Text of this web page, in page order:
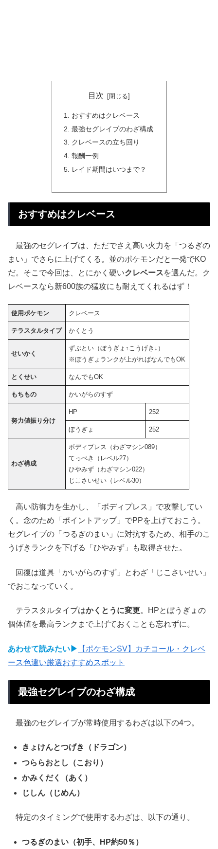
目次
おすすめはクレベース
最強セグレイブのわざ構成
クレベースの立ち回り
報酬一例
レイド期間はいつまで？
おすすめはクレベース
最強のセグレイブは、ただでさえ高い火力を「つるぎの
まい」でさらに上げてくる。並のポケモンだと一発でKO
だ。そこで今回は、とにかく硬いクレベースを選んだ。ク
レベースなら新600族の猛攻にも耐えてくれるはず！
使用ポケモン クレベース
テラスタルタイプ かくとう
せいかく
ずぶとい（ぼうぎょ↑こうげき↓）
※ぼうぎょランクが上がればなんでもOK
とくせい なんでもOK
もちもの かいがらのすず
努力値振り分け
HP 252
ぼうぎょ 252
わざ構成
ボディプレス（わざマシン089）
てっぺき（レベル27）
ひやみず（わざマシン022）
じこさいせい（レベル30）
高い防御力を生かし、「ボディプレス」で攻撃してい
く。念のため「ポイントアップ」でPPを上げておこう。
セグレイブの「つるぎのまい」に対抗するため、相手のこ
うげきランクを下げる「ひやみず」も取得させた。
回復は道具「かいがらのすず」とわざ「じこさいせい」
でおこなっていく。
テラスタルタイプはかくとうに変更。HPとぼうぎょの
個体値を最高ランクまで上げておくことも忘れずに。
あわせて読みたい▶
【ポケモンSV】カチコール・クレベ
ース色違い厳選おすすめスポット
最強セグレイブのわざ構成
最強のセグレイブが常時使用するわざは以下の4つ。
きょけんとつげき（ドラゴン）
つららおとし（こおり）
かみくだく（あく）
じしん（じめん）
特定のタイミングで使用するわざは、以下の通り。
つるぎのまい（初手、HP約50％）